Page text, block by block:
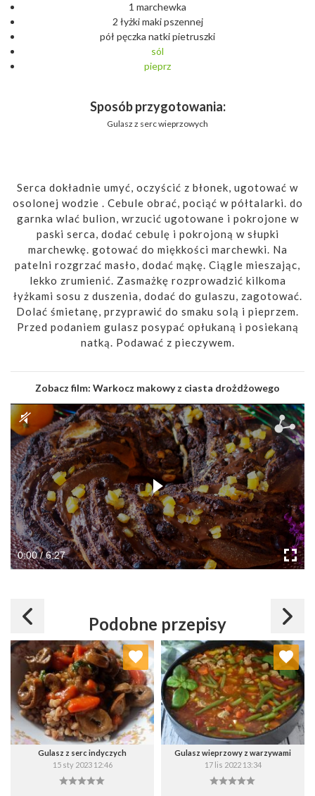
1 marchewka
2 łyżki maki pszennej
pół pęczka natki pietruszki
sól
pieprz
Sposób przygotowania:
Gulasz z serc wieprzowych
Serca dokładnie umyć, oczyścić z błonek, ugotować w
osolonej wodzie . Cebule obrać, pociąć w półtalarki. do
garnka wlać bulion, wrzucić ugotowane i pokrojone w
paski serca, dodać cebulę i pokrojoną w słupki
marchewkę. gotować do miękkości marchewki. Na
patelni rozgrzać masło, dodać mąkę. Ciągle mieszając,
lekko zrumienić. Zasmażkę rozprowadzić kilkoma
łyżkami sosu z duszenia, dodać do gulaszu, zagotować.
Dolać śmietanę, przyprawić do smaku solą i pieprzem.
Przed podaniem gulasz posypać opłukaną i posiekaną
natką. Podawać z pieczywem.
Zobacz film: Warkocz makowy z ciasta drożdżowego
0:00 / 6:27
Podobne przepisy
Gulasz z serc indyczych
15 sty 2023 12:46
Dodaj do ulubionych
Wybierz listę:
Gulasz wieprzowy z warzywami
17 lis 2022 13:34
Dodaj do ulubionych
Wybierz listę: